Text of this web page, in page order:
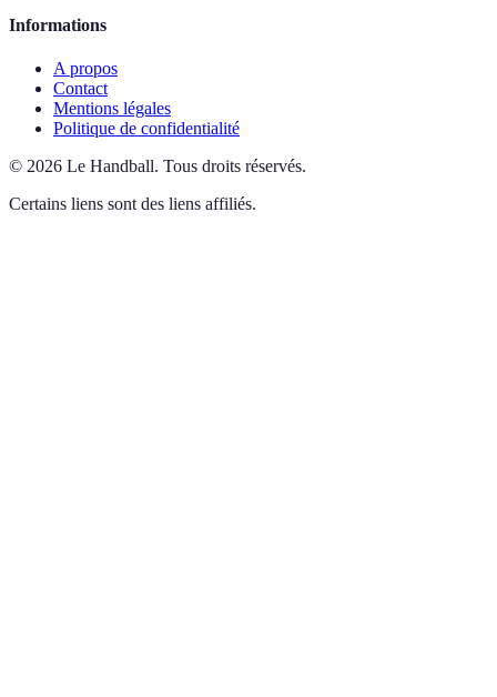
Informations
A propos
Contact
Mentions légales
Politique de confidentialité
© 2026 Le Handball. Tous droits réservés.
Certains liens sont des liens affiliés.